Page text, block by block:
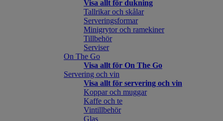
Visa allt för dukning
Tallrikar och skålar
Serveringsformar
Minigrytor och ramekiner
Tillbehör
Serviser
On The Go
Visa allt för On The Go
Servering och vin
Visa allt för servering och vin
Koppar och muggar
Kaffe och te
Vintillbehör
Glas